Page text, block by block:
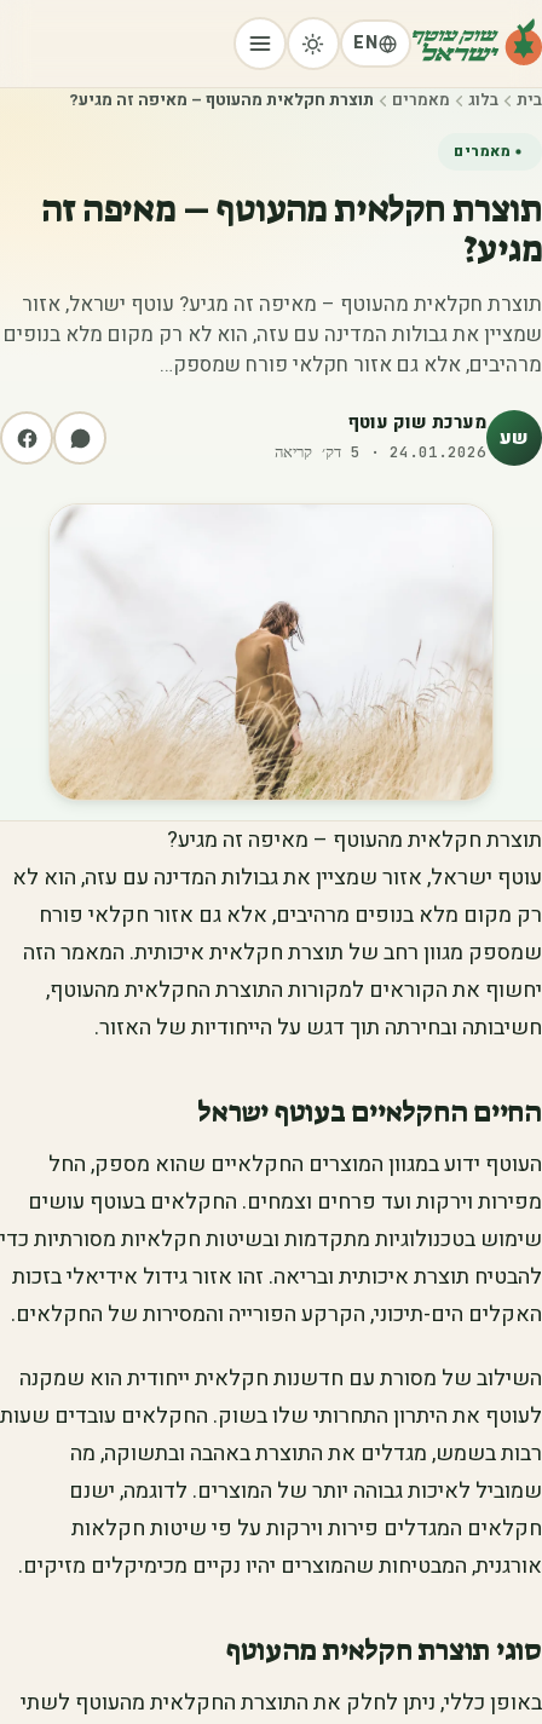
EN
בית בלוג מאמרים תוצרת חקלאית מהעוטף – מאיפה זה מגיע?
מאמרים
תוצרת חקלאית מהעוטף – מאיפה זה
מגיע?
תוצרת חקלאית מהעוטף – מאיפה זה מגיע? עוטף ישראל, אזור
שמציין את גבולות המדינה עם עזה, הוא לא רק מקום מלא בנופים
מרהיבים, אלא גם אזור חקלאי פורח שמספק…
שע מערכת שוק עוטף
24.01.2026
·
5 דק׳ קריאה
תוצרת חקלאית מהעוטף – מאיפה זה מגיע?
עוטף ישראל, אזור שמציין את גבולות המדינה עם עזה, הוא לא
רק מקום מלא בנופים מרהיבים, אלא גם אזור חקלאי פורח
שמספק מגוון רחב של תוצרת חקלאית איכותית. המאמר הזה
יחשוף את הקוראים למקורות התוצרת החקלאית מהעוטף,
חשיבותה ובחירתה תוך דגש על הייחודיות של האזור.
החיים החקלאיים בעוטף ישראל
העוטף ידוע במגוון המוצרים החקלאיים שהוא מספק, החל
מפירות וירקות ועד פרחים וצמחים. החקלאים בעוטף עושים
שימוש בטכנולוגיות מתקדמות ובשיטות חקלאיות מסורתיות כדי
להבטיח תוצרת איכותית ובריאה. זהו אזור גידול אידיאלי בזכות
האקלים הים-תיכוני, הקרקע הפורייה והמסירות של החקלאים.
השילוב של מסורת עם חדשנות חקלאית ייחודית הוא שמקנה
לעוטף את היתרון התחרותי שלו בשוק. החקלאים עובדים שעות
רבות בשמש, מגדלים את התוצרת באהבה ובתשוקה, מה
שמוביל לאיכות גבוהה יותר של המוצרים. לדוגמה, ישנם
חקלאים המגדלים פירות וירקות על פי שיטות חקלאות
אורגנית, המבטיחות שהמוצרים יהיו נקיים מכימיקלים מזיקים.
סוגי תוצרת חקלאית מהעוטף
באופן כללי, ניתן לחלק את התוצרת החקלאית מהעוטף לשתי